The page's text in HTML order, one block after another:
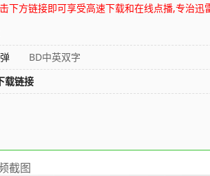
下方链接即可享受高速下载和在线点播,专治迅
BD中英双字
载链接
截图